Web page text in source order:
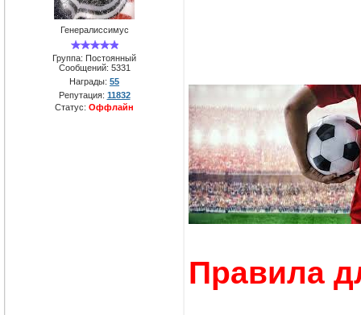
Генералиссимус
Группа: Постоянный
Сообщений: 5331
Награды: 55
Репутация: 11832
Статус: Оффлайн
Правила